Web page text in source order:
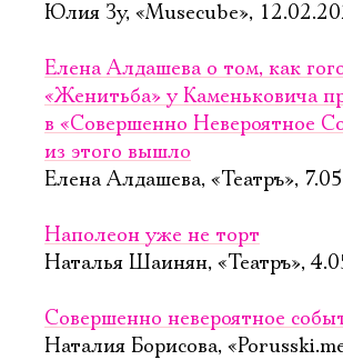
Юлия Зу, «Musecube»,
Елена Алдашева о том, как
«Женитьба» у Каменьковича
в «Совершенно Невероятное
из этого вышло
Елена Алдашева, «Театръ»,
Наполеон уже не торт
Наталья Шаинян, «Театръ»,
Совершенно невероятное
Наталия Борисова,